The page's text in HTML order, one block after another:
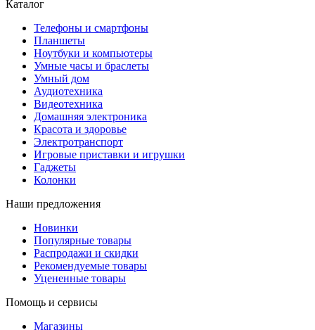
Каталог
Телефоны и смартфоны
Планшеты
Ноутбуки и компьютеры
Умные часы и браслеты
Умный дом
Аудиотехника
Видеотехника
Домашняя электроника
Красота и здоровье
Электротранспорт
Игровые приставки и игрушки
Гаджеты
Колонки
Наши предложения
Новинки
Популярные товары
Распродажи и скидки
Рекомендуемые товары
Уцененные товары
Помощь и сервисы
Магазины